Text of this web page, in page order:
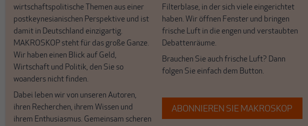
wirtschaftspolitische Themen aus einer
postkeynesianischen Perspektive und ist
damit in Deutschland einzigartig.
MAKROSKOP steht für das große Ganze.
Wir haben einen Blick auf Geld,
Wirtschaft und Politik, den Sie so
woanders nicht finden.
Dabei leben wir von unseren Autoren,
ihren Recherchen, ihrem Wissen und
ihrem Enthusiasmus. Gemeinsam scheren
Filterblase, in der sich viele eingerichtet
haben. Wir öffnen Fenster und bringen
frische Luft in die engen und verstaubten
Debattenräume.
Brauchen Sie auch frische Luft? Dann
folgen Sie einfach dem Button.
ABONNIEREN SIE MAKROSKOP